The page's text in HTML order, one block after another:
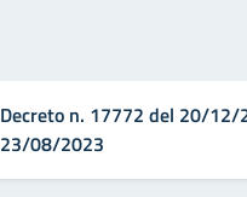
Decreto n. 17772 del 20/12/
23/08/2023